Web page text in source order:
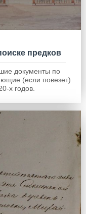
предков
документы по
(если повезет)
х годов.